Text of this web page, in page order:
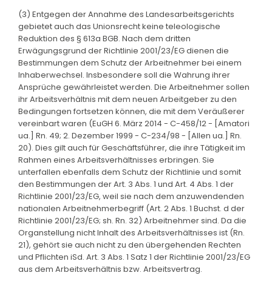
(3) Entgegen der Annahme des Landesarbeitsgerichts
gebietet auch das Unionsrecht keine teleologische
Reduktion des § 613a BGB. Nach dem dritten
Erwägungsgrund der Richtlinie 2001/23/EG dienen die
Bestimmungen dem Schutz der Arbeitnehmer bei einem
Inhaberwechsel. Insbesondere soll die Wahrung ihrer
Ansprüche gewährleistet werden. Die Arbeitnehmer sollen
ihr Arbeitsverhältnis mit dem neuen Arbeitgeber zu den
Bedingungen fortsetzen können, die mit dem Veräußerer
vereinbart waren (EuGH 6. März 2014 - C-458/12 - [Amatori
ua.] Rn. 49; 2. Dezember 1999 - C-234/98 - [Allen ua.] Rn.
20). Dies gilt auch für Geschäftsführer, die ihre Tätigkeit im
Rahmen eines Arbeitsverhältnisses erbringen. Sie
unterfallen ebenfalls dem Schutz der Richtlinie und somit
den Bestimmungen der Art. 3 Abs. 1 und Art. 4 Abs. 1 der
Richtlinie 2001/23/EG, weil sie nach dem anzuwendenden
nationalen Arbeitnehmerbegriff (Art. 2 Abs. 1 Buchst. d der
Richtlinie 2001/23/EG; sh. Rn. 32) Arbeitnehmer sind. Da die
Organstellung nicht Inhalt des Arbeitsverhältnisses ist (Rn.
21), gehört sie auch nicht zu den übergehenden Rechten
und Pflichten iSd. Art. 3 Abs. 1 Satz 1 der Richtlinie 2001/23/EG
aus dem Arbeitsverhältnis bzw. Arbeitsvertrag.